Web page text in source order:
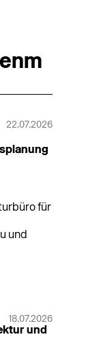
22.07.2026
für
und
18.07.2026
und